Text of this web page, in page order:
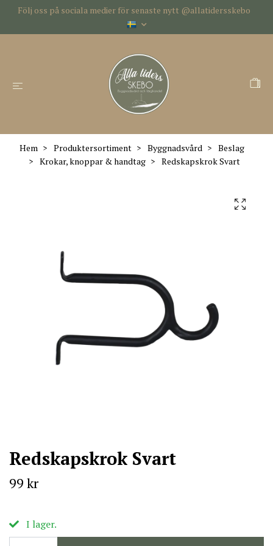
Följ oss på sociala medier för senaste nytt @allatidersskebo
Hem Produktersortiment Byggnadsvård
Beslag
Krokar, knoppar & handtag
Redskapskrok Svart
Redskapskrok Svart
99 kr
I lager.